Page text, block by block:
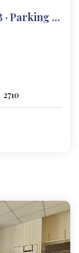
T2 51 M² - Bordeaux Brazza· DPE B · Parking Inclus
2710